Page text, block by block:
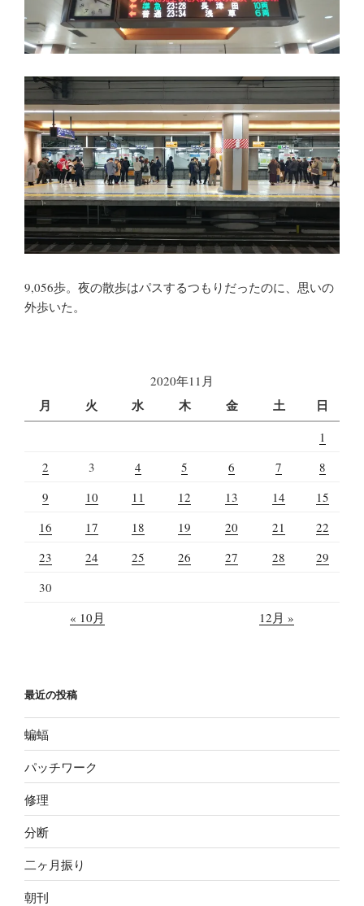
9,056歩。夜の散歩はパスするつもりだったのに、思いの
外歩いた。
2020年11月
月 火 水 木 金 土 日
1
2
3 4 5 6 7
8
9
10 11 12 13 14
15
16
17 18 19 20 21
22
23
24 25 26 27 28
29
30
« 10月
12月 »
最近の投稿
蝙蝠
パッチワーク
修理
分断
二ヶ月振り
朝刊